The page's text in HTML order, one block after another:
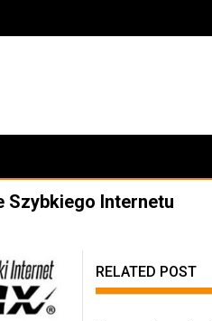
zrzucenie wagi
Szybkiego Internetu
RELATED POST